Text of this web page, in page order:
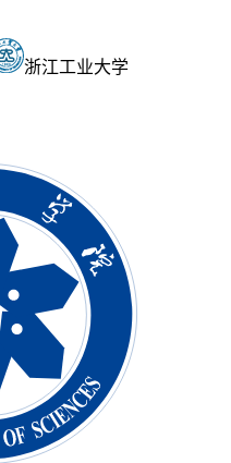
浙江工业大学